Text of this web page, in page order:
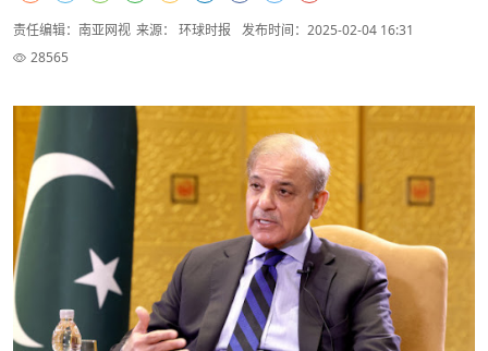
责任编辑：南亚网视 来源： 环球时报
发布时间：2025-02-04 16:31
28565